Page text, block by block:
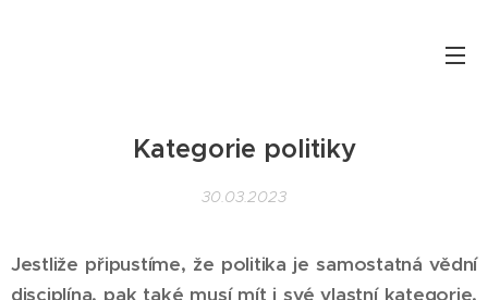
Kategorie politiky
30.03.2023
Jestliže připustíme, že politika je samostatná vědní
disciplína, pak také musí mít i své vlastní kategorie.